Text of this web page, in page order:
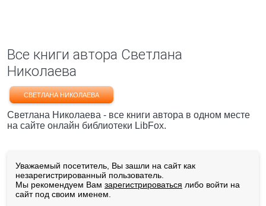
Все книги автора Светлана
Николаева
СВЕТЛАНА НИКОЛАЕВА
Светлана Николаева - все книги автора в одном месте
на сайте онлайн библиотеки LibFox.
Уважаемый посетитель, Вы зашли на сайт как
незарегистрированный пользователь.
Мы рекомендуем Вам зарегистрироваться либо войти на
сайт под своим именем.